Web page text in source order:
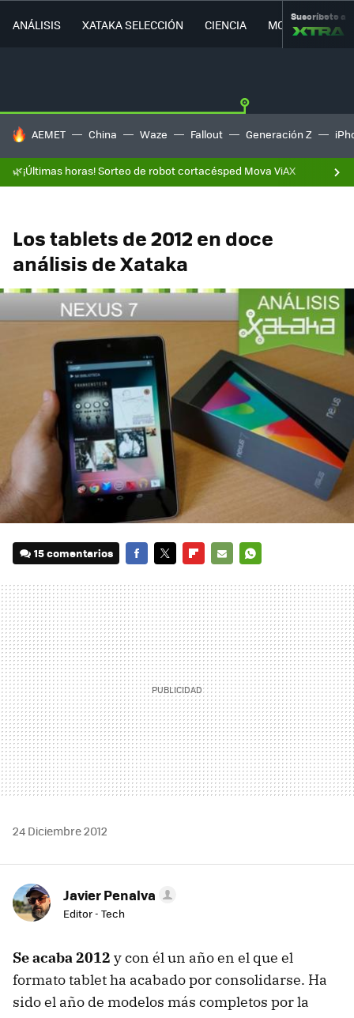
ANÁLISIS XATAKA SELECCIÓN CIENCIA MOVILIDAD
Suscríbete a
HOY SE HABLA DE
AEMET China Waze Fallout Generación Z
🌿¡Últimas horas! Sorteo de robot cortacésped Mova ViAX
Los tablets de 2012 en doce
análisis de Xataka
15 comentarios
MAIL
24 Diciembre 2012
Javier Penalva
Editor - Tech
Se acaba 2012 y con él un año en el que el
formato tablet ha acabado por consolidarse. Ha
sido el año de modelos más completos por la